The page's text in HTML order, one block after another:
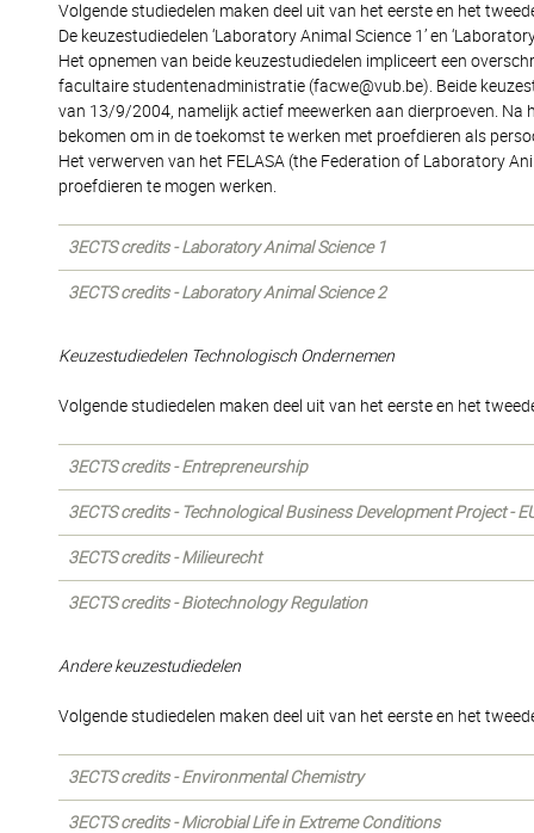
Volgende studiedelen maken deel uit van het eerste en het
De keuzestudiedelen ‘Laboratory Animal Science 1’ en
Het opnemen van beide keuzestudiedelen impliceert een
facultaire studentenadministratie (facwe@vub.be). Beide
van 13/9/2004, namelijk actief meewerken aan dierproeven. Na
bekomen om in de toekomst te werken met proefdieren als
Het verwerven van het FELASA (the Federation of Laboratory
proefdieren te mogen werken.
3ECTS credits - Laboratory Animal Science 1
3ECTS credits - Laboratory Animal Science 2
Keuzestudiedelen Technologisch Ondernemen
Volgende studiedelen maken deel uit van het eerste en het
3ECTS credits - Entrepreneurship
3ECTS credits - Technological Business Development Project -
3ECTS credits - Milieurecht
3ECTS credits - Biotechnology Regulation
Andere keuzestudiedelen
Volgende studiedelen maken deel uit van het eerste en het
3ECTS credits - Environmental Chemistry
3ECTS credits - Microbial Life in Extreme Conditions